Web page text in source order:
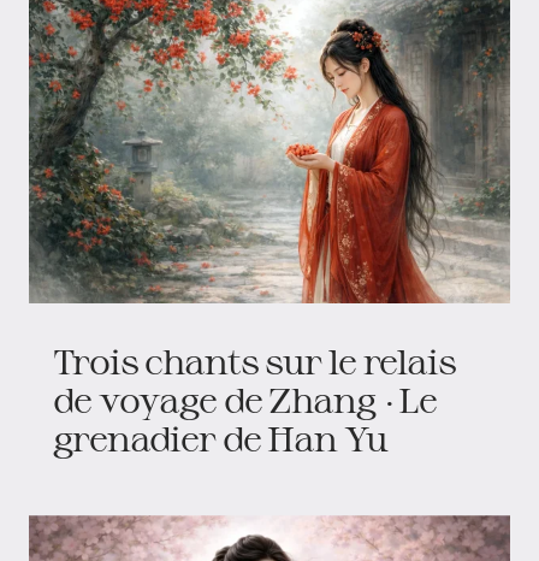
Trois chants sur le relais
de voyage de Zhang · Le
grenadier de Han Yu